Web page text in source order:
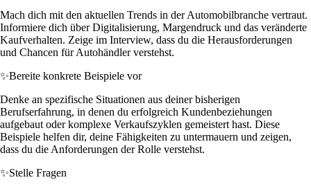
Mach dich mit den aktuellen Trends in der Automobilbranche vertraut.
Informiere dich über Digitalisierung, Margendruck und das veränderte
Kaufverhalten. Zeige im Interview, dass du die Herausforderungen
und Chancen für Autohändler verstehst.
✨Bereite konkrete Beispiele vor
Denke an spezifische Situationen aus deiner bisherigen
Berufserfahrung, in denen du erfolgreich Kundenbeziehungen
aufgebaut oder komplexe Verkaufszyklen gemeistert hast. Diese
Beispiele helfen dir, deine Fähigkeiten zu untermauern und zeigen,
dass du die Anforderungen der Rolle verstehst.
✨Stelle Fragen